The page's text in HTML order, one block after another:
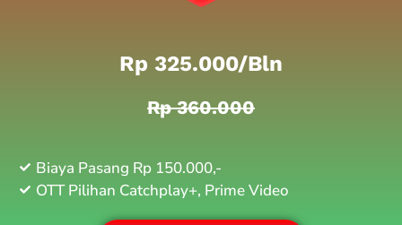
Rp 325.000/bln
Rp 360.000
Biaya Pasang Rp 150.000,-
OTT Pilihan Catchplay+, Prime Video